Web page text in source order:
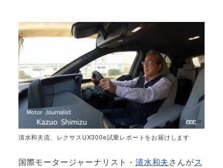
清水和夫流、レクサスUX300e試乗レポートをお届けします
国際モータージャーナリスト・ 清水和夫さんがス